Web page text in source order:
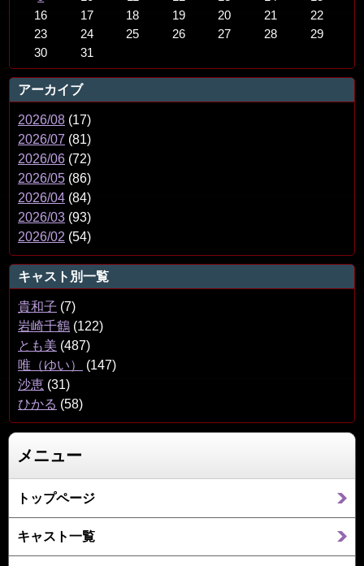
16
17 18 19 20 21
22
23
24 25 26 27 28
29
30
31
アーカイブ
2026/08 (17)
2026/07 (81)
2026/06 (72)
2026/05 (86)
2026/04 (84)
2026/03 (93)
2026/02 (54)
キャスト別一覧
貴和子 (7)
岩崎千鶴 (122)
とも美 (487)
唯（ゆい）
(147)
沙恵 (31)
ひかる (58)
メニュー
トップページ
キャスト一覧